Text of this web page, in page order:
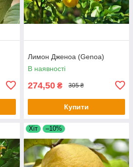
Лимон Дженоа (Genoa)
В наявності
274,50 ₴ 305 ₴
Купити
Хіт –10%